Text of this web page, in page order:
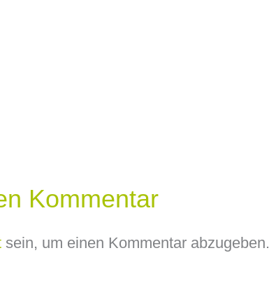
Kommentar
sein, um einen Kommentar abzugeben.